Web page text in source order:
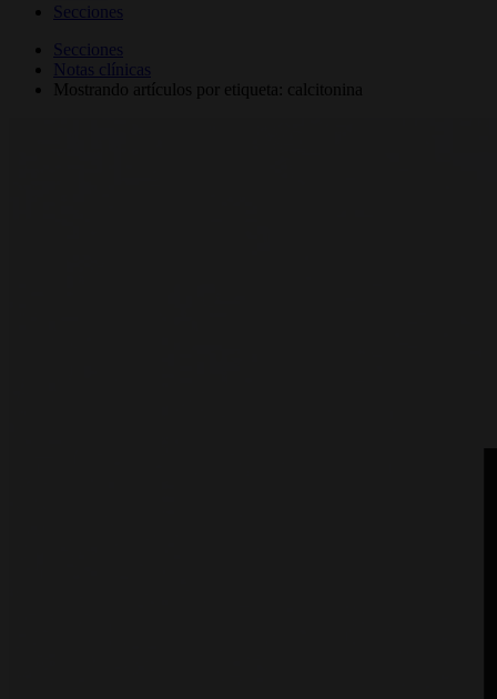
Secciones
Secciones
Notas clínicas
Mostrando artículos por etiqueta: calcitonina